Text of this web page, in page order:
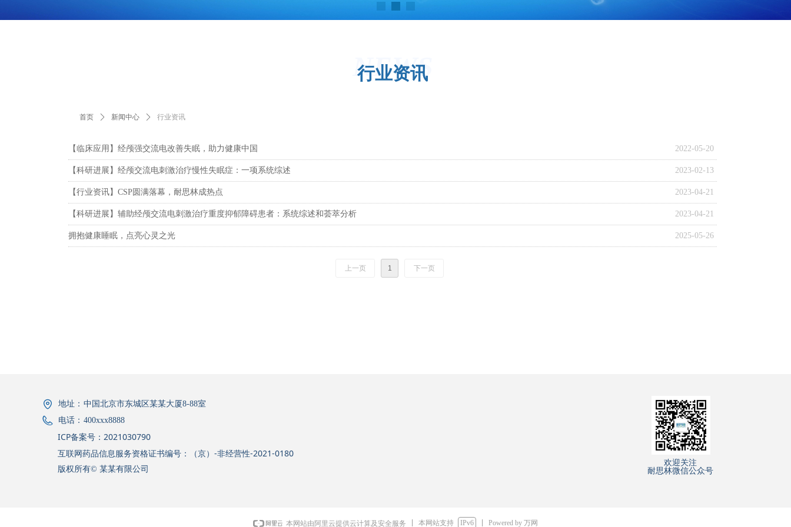
NEWS
行业资讯
2022-05-20
【临床应用】经颅强交流电改善失眠，助力健康中国
2023-02-13
【科研进展】经颅交流电刺激治疗慢性失眠症：一项系统综述
2023-04-21
【行业资讯】CSP圆满落幕，耐思林成热点
2023-04-21
【科研进展】辅助经颅交流电刺激治疗重度抑郁障碍患者：系统综述和荟萃分析
2025-05-26
拥抱健康睡眠，点亮心灵之光
上一页 1 下一页
首页 ꄲ 新闻中心 ꄲ 行业资讯
版权所有© 某某有限公司
欢迎关注
耐思林微信公众号
地址： 中国北京市东城区某某大厦8-88室
电话： 400xxx8888
ICP备案号：2021030790
互联网药品信息服务资格证书编号：（京）-非经营性-2021-0180
本网站由阿里云提供云计算及安全服务 本网站支持 IPv6 Powered by 万网